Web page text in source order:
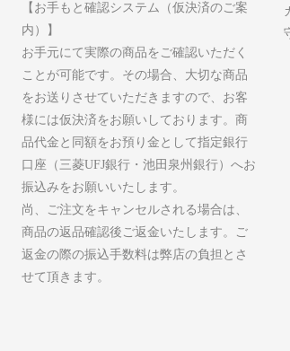
【お手もと確認システム（仮決済のご案
内）】
お手元にて実際の商品をご確認いただく
ことが可能です。その場合、大切な商品
をお送りさせていただきますので、お客
様には仮決済をお願いしております。商
品代金と同額をお預り金として指定銀行
口座（三菱UFJ銀行・池田泉州銀行）へお
振込みをお願いいたします。
尚、ご注文をキャンセルされる場合は、
商品の返品確認後ご返金いたします。ご
返金の際の振込手数料は弊店の負担とさ
せて頂きます。